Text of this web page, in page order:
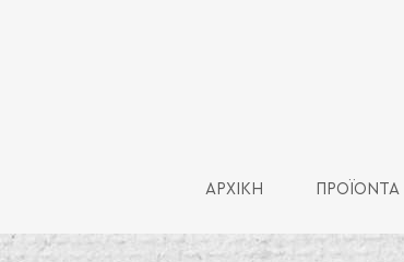
ΑΡΧΙΚΗ ΠΡΟΪΟΝΤΑ